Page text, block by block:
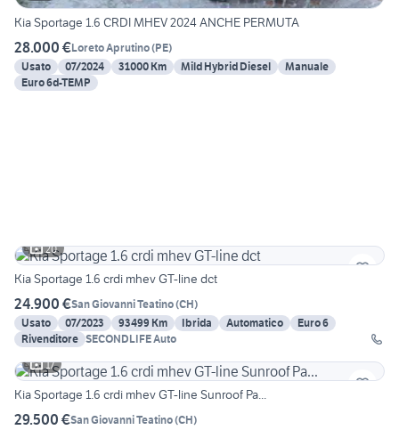
Kia Sportage 1.6 CRDI MHEV 2024 ANCHE PERMUTA
28.000 €Loreto Aprutino(PE)
Usato
07/2024 31000 Km Mild Hybrid Diesel
Manuale
Euro 6d-TEMP
20
Kia Sportage 1.6 crdi mhev GT-line dct
24.900 €San Giovanni Teatino(CH)
Usato
07/2023 93499 Km Ibrida Automatico
Euro 6
Rivenditore SECONDLIFE Auto
17
Kia Sportage 1.6 crdi mhev GT-line Sunroof Pa...
29.500 €San Giovanni Teatino(CH)